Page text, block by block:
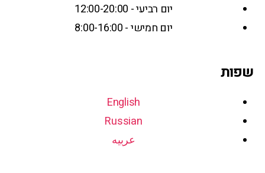
יום רביעי - 12:00-20:00
יום חמישי - 8:00-16:00
שפות
English
Russian
عربيه